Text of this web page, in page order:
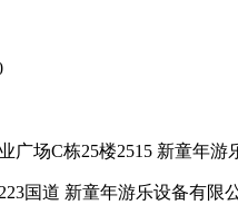
广场C栋25楼2515 新童年游
国道 新童年游乐设备有限